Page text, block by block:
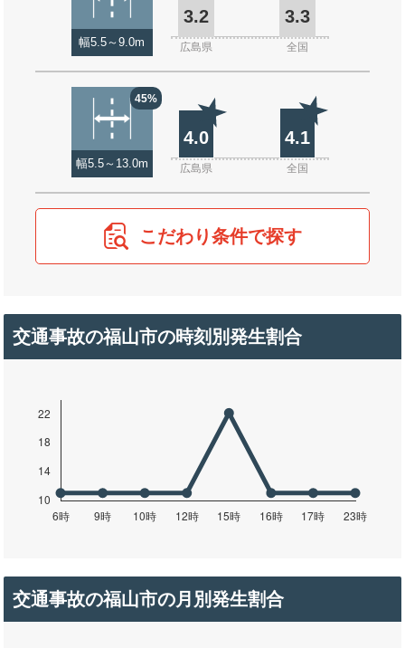
幅5.5～9.0m
3.2 3.3
広島県 全国
45%
幅5.5～13.0m
4.0 4.1
広島県 全国
こだわり条件で探す
交通事故の福山市の時刻別発生割合
交通事故の福山市の月別発生割合